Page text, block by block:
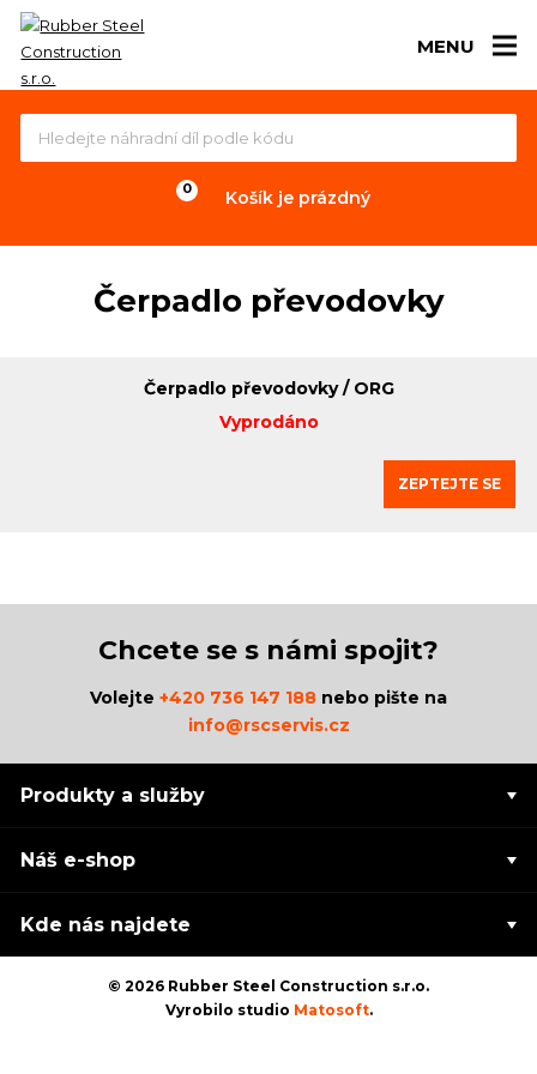
MENU
Košík je prázdný
Čerpadlo převodovky
Čerpadlo převodovky / ORG
Vyprodáno
ZEPTEJTE SE
Chcete se s námi spojit?
Volejte +420 736 147 188 nebo pište na
info@rscservis.cz
Produkty a služby
Náš e-shop
Kde nás najdete
© 2026 Rubber Steel Construction s.r.o.
Vyrobilo studio Matosoft.